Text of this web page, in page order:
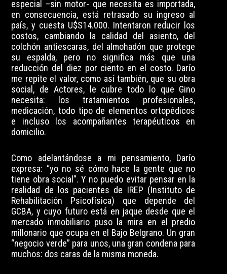
especial –sin motor- que necesita es importada,
en consecuencia, está retrasado su ingreso al
país, y cuesta U$S14.000. Intentaron reducir los
costos, cambiando la calidad del asiento, del
colchón antiescaras, del almohadón que protege
su espalda, pero no significa más que una
reducción del diez por ciento en el costo. Darío
me repite el valor, como así también, que su obra
social, de Actores, le cubre todo lo que Gino
necesita: los tratamientos profesionales,
medicación, todo tipo de elementos ortopédicos
e incluso los acompañantes terapéuticos en
domicilio.
Como adelantándose a mi pensamiento, Darío
expresa: “yo no sé cómo hace la gente que no
tiene obra social”. Y no puedo evitar pensar en la
realidad de los pacientes de IREP (Instituto de
Rehabilitación Psicofísica) que depende del
GCBA, y cuyo futuro está en jaque desde que el
mercado inmobiliario puso la mira en el predio
millonario que ocupa en el Bajo Belgrano. Un gran
“negocio verde” para unos, una gran condena para
muchos: dos caras de la misma moneda.